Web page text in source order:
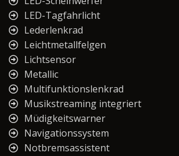
LED-Tagfahrlicht
Lederlenkrad
Leichtmetallfelgen
Lichtsensor
Metallic
Multifunktionslenkrad
Musikstreaming integriert
Müdigkeitswarner
Navigationssystem
Notbremsassistent